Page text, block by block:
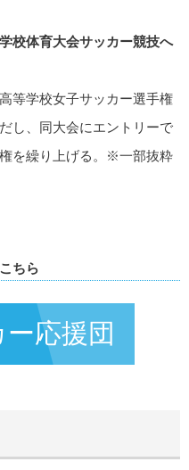
校体育大会サッカー競技へ
等学校女子サッカー選手権
し、同大会にエントリーで
を繰り上げる。※一部抜粋
ちら
応援団